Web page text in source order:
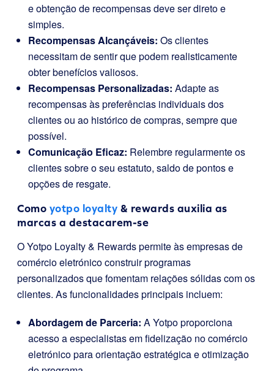
e obtenção de recompensas deve ser direto e
simples.
Recompensas Alcançáveis: Os clientes
necessitam de sentir que podem realisticamente
obter benefícios valiosos.
Recompensas Personalizadas: Adapte as
recompensas às preferências individuais dos
clientes ou ao histórico de compras, sempre que
possível.
Comunicação Eficaz: Relembre regularmente os
clientes sobre o seu estatuto, saldo de pontos e
opções de resgate.
Como yotpo loyalty & rewards auxilia as
marcas a destacarem-se
O Yotpo Loyalty & Rewards permite às empresas de
comércio eletrónico construir programas
personalizados que fomentam relações sólidas com os
clientes. As funcionalidades principais incluem:
Abordagem de Parceria: A Yotpo proporciona
acesso a especialistas em fidelização no comércio
eletrónico para orientação estratégica e otimização